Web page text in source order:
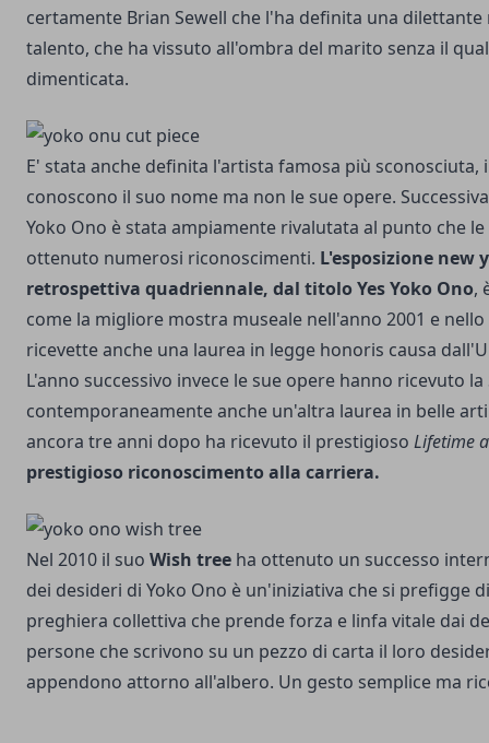
certamente Brian Sewell che l'ha definita una dilettante
talento, che ha vissuto all'ombra del marito senza il
dimenticata.
E' stata anche definita l'artista famosa più
conoscono il suo nome ma non le sue opere.
Yoko Ono è stata ampiamente rivalutata al punto che
ottenuto numerosi riconoscimenti. L'esposizione new
retrospettiva quadriennale, dal titolo Yes Yoko Ono,
come la migliore mostra museale nell'anno 2001 e
ricevette anche una laurea in legge honoris causa
L'anno successivo invece le sue opere hanno ricevuto
contemporaneamente anche un'altra laurea in belle
ancora tre anni dopo ha ricevuto il prestigioso Lifetime
prestigioso riconoscimento alla carriera.
Nel 2010 il suo Wish tree ha ottenuto un successo
dei desideri di Yoko Ono è un'iniziativa che si prefigge
preghiera collettiva che prende forza e linfa vitale dai
persone che scrivono su un pezzo di carta il loro
appendono attorno all'albero. Un gesto semplice ma